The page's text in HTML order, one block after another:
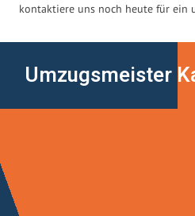
kontaktiere uns noch heute für ein
Umzugsmeister